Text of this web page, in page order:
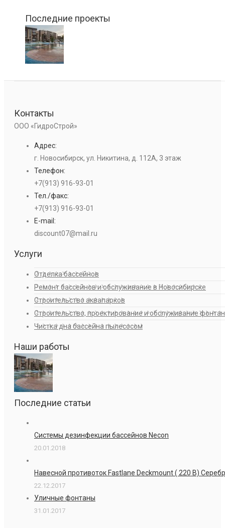
Последние проекты
Контакты
ООО «ГидроСтрой»
Адрес:
г. Новосибирск, ул. Никитина, д. 112А, 3 этаж
Телефон:
+7(913) 916-93-01
Тел./факс:
+7(913) 916-93-01
E-mail:
discount07@mail.ru
Услуги
Отделка бассейнов
Ремонт бассейнов и обслуживание в Новосибирске
Строительство аквапарков
Строительство, проектирование и обслуживание
Чистка дна бассейна пылесосом
Наши работы
Последние статьи
Системы дезинфекции бассейнов Necon
20.01.2018
Навесной противоток Fastlane Deckmount ( 220 В)
22.12.2017
Уличные фонтаны
31.01.2017